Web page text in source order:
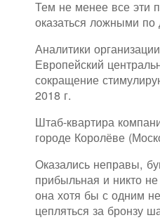
Тем не менее все эти
оказаться ложными
Аналитики
Европейский
сокращение
2018 г.
Штаб-квартира
городе Королёве
Оказались неправы,
прибыльная и никто
она хотя бы с одним
цепляться за бронзу